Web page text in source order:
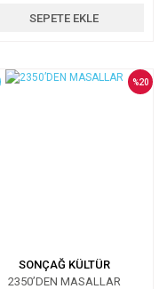
SEPETE EKLE
SONÇAĞ KÜLTÜR
2350’DEN MASALLAR
%20